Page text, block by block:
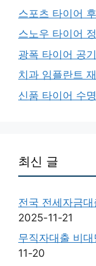
스포츠 타이어
스노우 타이어
광폭 타이어 공
치과 임플란트
신품 타이어 수
최신 글
전국 전세자금
2025-11-21
무직자대출 비
11-20